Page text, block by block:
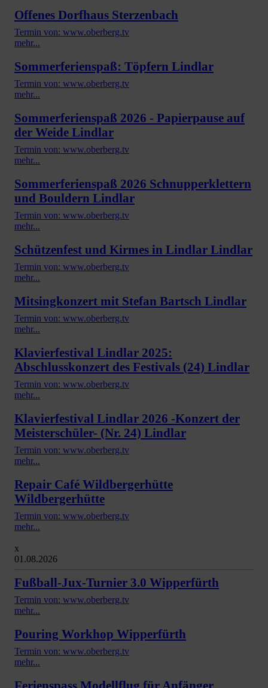
Offenes Dorfhaus Sterzenbach
Termin von: www.oberberg.tv
mehr...
Sommerferienspaß: Töpfern Lindlar
Termin von: www.oberberg.tv
mehr...
Sommerferienspaß 2026 - Papierpause auf
der Weide Lindlar
Termin von: www.oberberg.tv
mehr...
Sommerferienspaß 2026 Schnupperklettern
und Bouldern Lindlar
Termin von: www.oberberg.tv
mehr...
Schützenfest und Kirmes in Lindlar Lindlar
Termin von: www.oberberg.tv
mehr...
Mitsingkonzert mit Stefan Bartsch Lindlar
Termin von: www.oberberg.tv
mehr...
Klavierfestival Lindlar 2025:
Abschlusskonzert des Festivals (24) Lindlar
Termin von: www.oberberg.tv
mehr...
Klavierfestival Lindlar 2026 -Konzert der
Meisterschüler- (Nr. 24) Lindlar
Termin von: www.oberberg.tv
mehr...
Repair Café Wildbergerhütte
Wildbergerhütte
Termin von: www.oberberg.tv
mehr...
x
01.08.2026
Fußball-Jux-Turnier 3.0 Wipperfürth
Termin von: www.oberberg.tv
mehr...
Pouring Workhop Wipperfürth
Termin von: www.oberberg.tv
mehr...
Ferienspass Modellflug für Anfänger